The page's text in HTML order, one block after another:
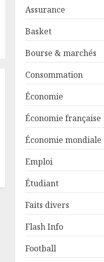
Assurance
Basket
Bourse & marchés
Consommation
Économie
Économie française
Économie mondiale
Emploi
Étudiant
Faits divers
Flash Info
Football